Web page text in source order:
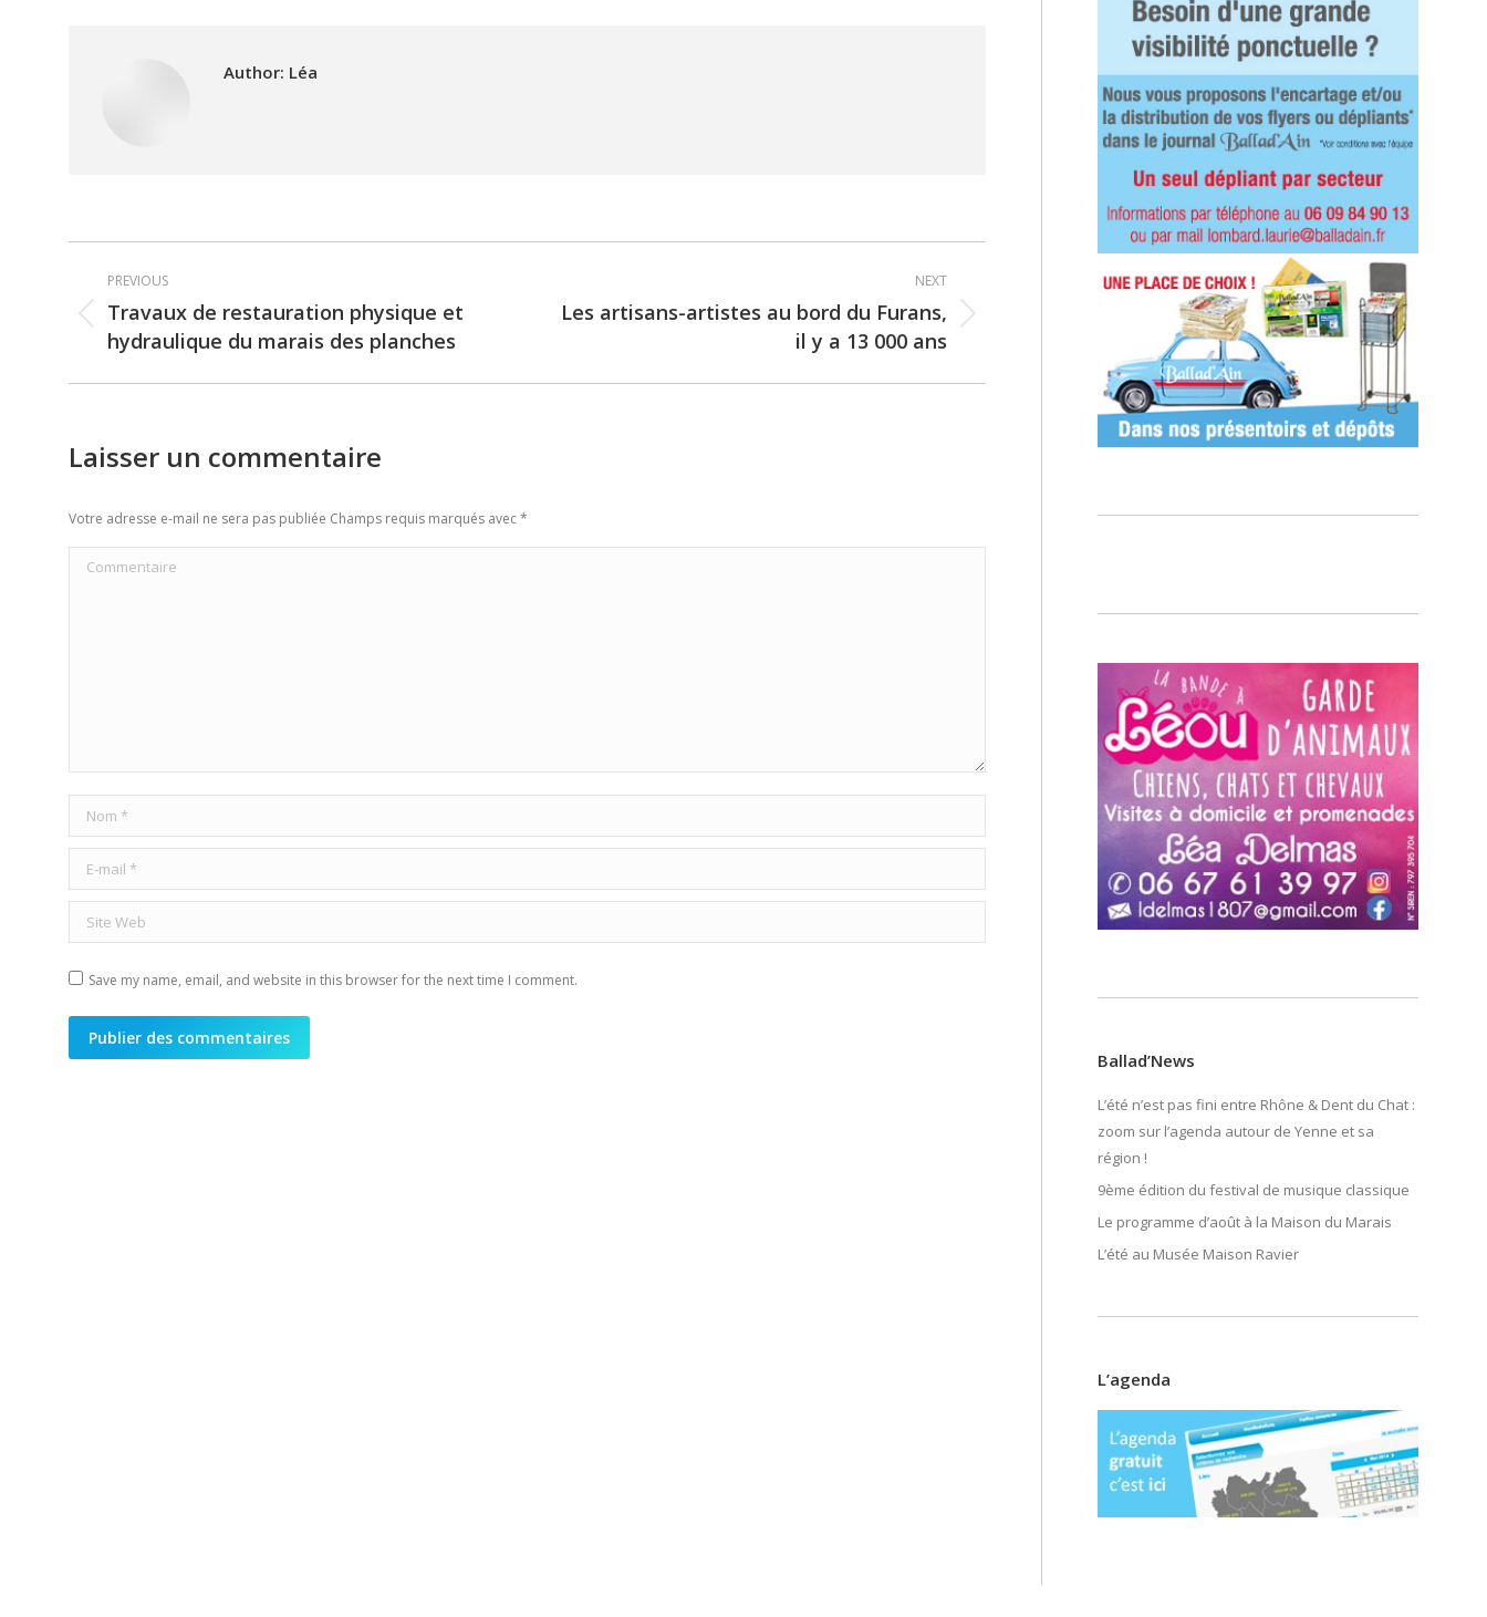
Author: Léa
Post
navigation
PREVIOUS
Previous
post:
Travaux de restauration physique et
hydraulique du marais des planches
NEXT
Next
Les artisans-artistes au bord du Furans,
il y a 13 000 ans
Laisser un commentaire
Votre adresse e-mail ne sera pas publiée Champs requis marqués avec*
Commentaire
Nom *
E-mail *
Site Web
Save my name, email, and website in this browser for the next time I comment.
Publier des commentaires
Ballad’News
L’été n’est pas fini entre Rhône & Dent du Chat :
zoom sur l’agenda autour de Yenne et sa
région !
9ème édition du festival de musique classique
Le programme d’août à la Maison du Marais
L’été au Musée Maison Ravier
L’agenda